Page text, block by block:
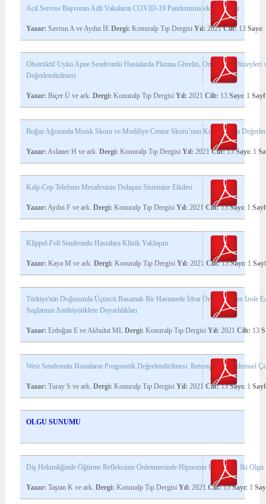
Acil Servise Başvuran Adli Vakaların COVID-19 Pandemisindeki Değişimi
Yazar: Savrun A ve Aydın İE Dergi: Konuralp Tıp Dergisi Yıl: 2021Cilt: 13 Sayı:
Obstrüktif Uyku Apne Sendromlu Hastalarda Plazma Ghrelin, Omentin-1 Düzeyleri
Değerlendirilmesi
Yazar: Biçer Ü ve ark. Dergi: Konuralp Tıp Dergisi Yıl: 2021 Cilt: 13 Sayı: 1
Boğaz Ağrısında Mıstık Skoru ve Modifiye Centor Skoru’nun Kullanımının
Yazar: Aslaner H ve ark. Dergi: Konuralp Tıp Dergisi Yıl: 2021Cilt:13Sayı: 1
Kalp-Cep Telefonu Mesafesinin Dolaşım Sistemine Etkileri
Yazar: Aydın F ve ark. Dergi: Konuralp Tıp Dergisi Yıl: 2021 Cilt:13Sayı: 1
Klippel-Feil Sendromlu Hastalara Klinik Yaklaşım
Yazar: Kaya M ve ark. Dergi: Konuralp Tıp Dergisi Yıl: 2021 Cilt:13Sayı: 1
Türkiye'nin Doğusunda Üçüncü Basamak Bir Hastanede İdrar Örneklerinden İzole
Suşlarının Antibiyotiklere Duyarlılıkları
Yazar: Erdoğan E ve Akbulut ML Dergi: Konuralp Tıp Dergisi Yıl: 2021 Cilt: 13
West Sendromlu Hastaların Prognostik Değerlendirilmesi: Retrospektif Gözlemsel
Yazar: Turay S ve ark. Dergi: Konuralp Tıp Dergisi Yıl: 2021 Cilt:13Sayı: 1
OLGU SUNUMU
Diş Hekimliğinde Öğürme Refleksinin Önlenmesinde Hipnozun Kullanımı: İki Olgu
Yazar: Taştan K ve ark. Dergi: Konuralp Tıp Dergisi Yıl: 2021 Cilt:13Sayı: 1